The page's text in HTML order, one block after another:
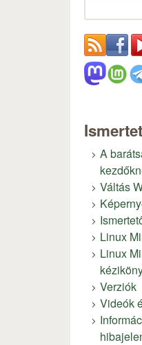
A
Váltás
Linux
Linux
Verziók
Videók